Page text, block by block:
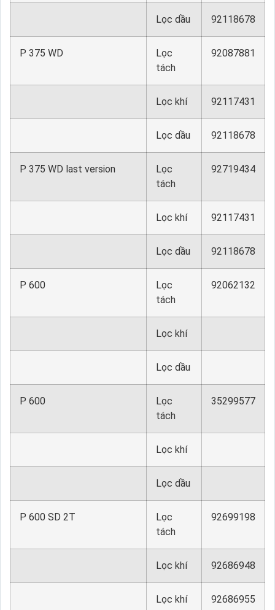
Lọc dầu 92118678
P 375 WD
Lọc
tách
92087881
Lọc khí 92117431
Lọc dầu 92118678
P 375 WD last version
Lọc
tách
92719434
Lọc khí 92117431
Lọc dầu 92118678
P 600
Lọc
tách
92062132
Lọc khí
Lọc dầu
P 600
Lọc
tách
35299577
Lọc khí
Lọc dầu
P 600 SD 2T
Lọc
tách
92699198
Lọc khí 92686948
Lọc khí 92686955